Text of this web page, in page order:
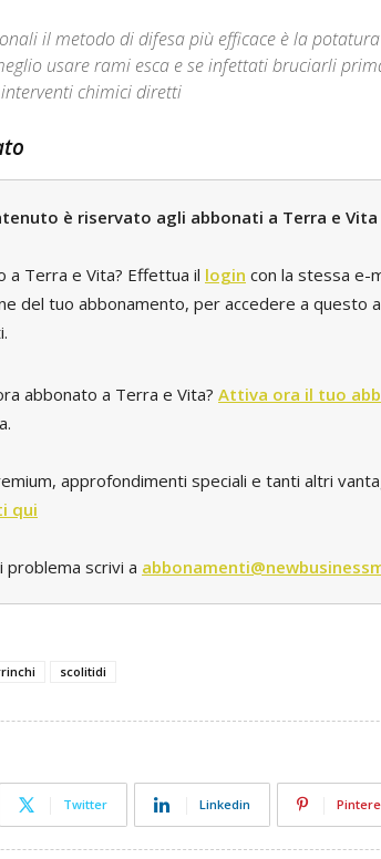
il metodo di difesa più efficace è la
usare rami esca e se infettati bruciarli
chimici diretti
è riservato agli abbonati a Terra e Vita
a Terra e Vita? Effettua il login con la stessa e-
del tuo abbonamento, per accedere a questo
abbonato a Terra e Vita? Attiva ora il tuo
approfondimenti speciali e tanti altri
qui
problema scrivi a
scolitidi
Twitter Linkedin